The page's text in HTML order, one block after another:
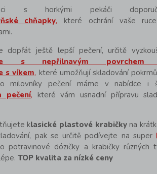
s horkými pekáči
chňapky, které ochrání vaše
dopřát ještě lepší pečení, určitě
s nepřilnavým povrchem
s víkem, které umožňují skladování
milovníky pečení máme v nabídce i
pečení, které vám usnadní přípravu
klasické plastové krabičky na
pak se určitě podívejte na super
potravinové dózičky a krabičky různých
TOP kvalita za nízké ceny